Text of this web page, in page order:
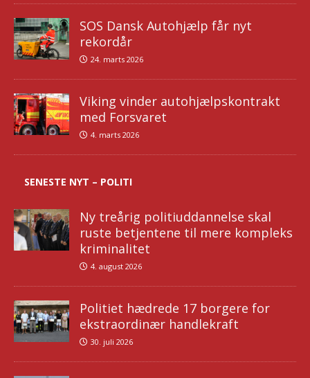
SOS Dansk Autohjælp får nyt
rekordår
24. marts 2026
Viking vinder autohjælpskontrakt
med Forsvaret
4. marts 2026
SENESTE NYT – POLITI
Ny treårig politiuddannelse skal
ruste betjentene til mere kompleks
kriminalitet
4. august 2026
Politiet hædrede 17 borgere for
ekstraordinær handlekraft
30. juli 2026